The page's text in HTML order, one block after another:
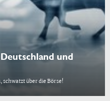
und
über die Börse!